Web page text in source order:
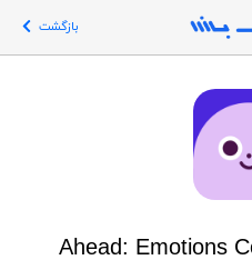
بازگشت
Ahead: Emotions